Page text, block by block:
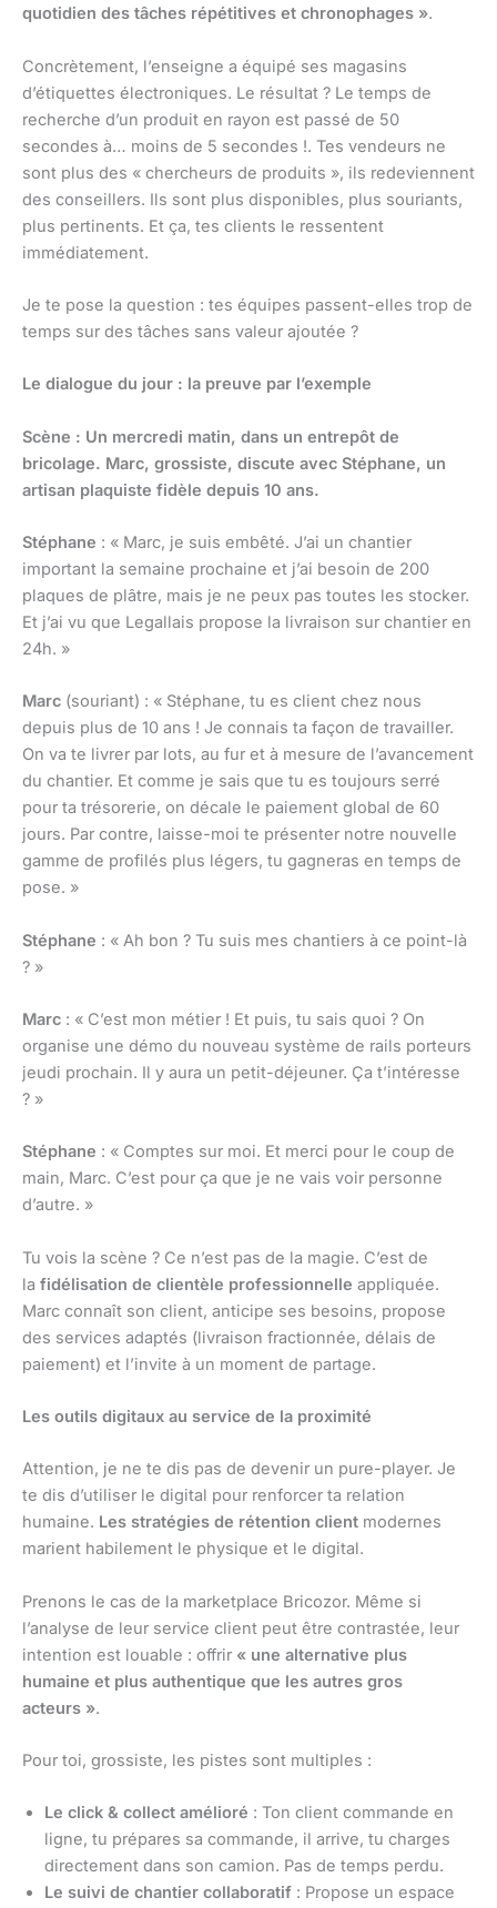
quotidien des tâches répétitives et chronophages ».
Concrètement, l’enseigne a équipé ses magasins
d’étiquettes électroniques. Le résultat ? Le temps de
recherche d’un produit en rayon est passé de 50
secondes à… moins de 5 secondes !. Tes vendeurs ne
sont plus des « chercheurs de produits », ils redeviennent
des conseillers. Ils sont plus disponibles, plus souriants,
plus pertinents. Et ça, tes clients le ressentent
immédiatement.
Je te pose la question : tes équipes passent-elles trop de
temps sur des tâches sans valeur ajoutée ?
Le dialogue du jour : la preuve par l’exemple
Scène : Un mercredi matin, dans un entrepôt de
bricolage. Marc, grossiste, discute avec Stéphane, un
artisan plaquiste fidèle depuis 10 ans.
Stéphane : « Marc, je suis embêté. J’ai un chantier
important la semaine prochaine et j’ai besoin de 200
plaques de plâtre, mais je ne peux pas toutes les stocker.
Et j’ai vu que Legallais propose la livraison sur chantier en
24h. »
Marc (souriant) : « Stéphane, tu es client chez nous
depuis plus de 10 ans ! Je connais ta façon de travailler.
On va te livrer par lots, au fur et à mesure de l’avancement
du chantier. Et comme je sais que tu es toujours serré
pour ta trésorerie, on décale le paiement global de 60
jours. Par contre, laisse-moi te présenter notre nouvelle
gamme de profilés plus légers, tu gagneras en temps de
pose. »
Stéphane : « Ah bon ? Tu suis mes chantiers à ce point-là
? »
Marc : « C’est mon métier ! Et puis, tu sais quoi ? On
organise une démo du nouveau système de rails porteurs
jeudi prochain. Il y aura un petit-déjeuner. Ça t’intéresse
? »
Stéphane : « Comptes sur moi. Et merci pour le coup de
main, Marc. C’est pour ça que je ne vais voir personne
d’autre. »
Tu vois la scène ? Ce n’est pas de la magie. C’est de
la fidélisation de clientèle professionnelle appliquée.
Marc connaît son client, anticipe ses besoins, propose
des services adaptés (livraison fractionnée, délais de
paiement) et l’invite à un moment de partage.
Les outils digitaux au service de la proximité
Attention, je ne te dis pas de devenir un pure-player. Je
te dis d’utiliser le digital pour renforcer ta relation
humaine. Les stratégies de rétention client modernes
marient habilement le physique et le digital.
Prenons le cas de la marketplace Bricozor. Même si
l’analyse de leur service client peut être contrastée, leur
intention est louable : offrir « une alternative plus
humaine et plus authentique que les autres gros
acteurs ».
Pour toi, grossiste, les pistes sont multiples :
Le click & collect amélioré : Ton client commande en
ligne, tu prépares sa commande, il arrive, tu charges
directement dans son camion. Pas de temps perdu.
Le suivi de chantier collaboratif : Propose un espace